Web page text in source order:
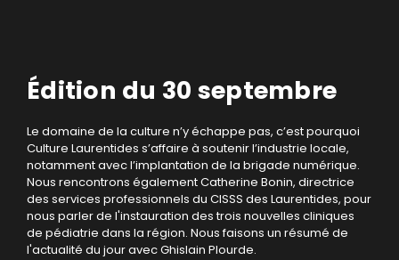
Édition du 30 septembre
Le domaine de la culture n’y échappe pas, c’est pourquoi
Culture Laurentides s’affaire à soutenir l’industrie locale,
notamment avec l’implantation de la brigade numérique.
Nous rencontrons également Catherine Bonin, directrice
des services professionnels du CISSS des Laurentides, pour
nous parler de l'instauration des trois nouvelles cliniques
de pédiatrie dans la région. Nous faisons un résumé de
l'actualité du jour avec Ghislain Plourde.